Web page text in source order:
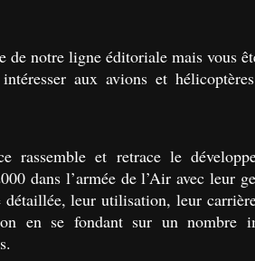
de notre ligne éditoriale mais vous
aux avions et
rassemble et retrace le
dans l’armée de l’Air avec leur
détaillée, leur utilisation, leur
en se fondant sur un nombre